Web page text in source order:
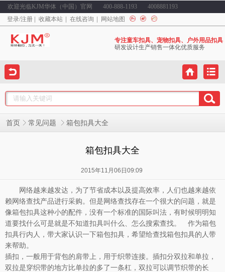
欢迎光临KJM华体（中国）官网 400-888-1193
4008881193
登录/注册 收藏本站 在线咨询 网站地图
专注童车扣具、宠物扣具、户外用品扣具
研发设计生产销售一体化优质服务
首页 常见问题 箱包扣具大全
箱包扣具大全
2015年11月06日09:09
网络越来越发达，为了节省成本以及提高效率，人们也越来越依
赖网络查找产品进行采购。但是网络查找存在一个很大的问题，就是
像箱包扣具这种小的配件，没有一个标准的国际叫法，有时候明明知
道要找什么可是就是不知道扣具叫什么、怎么搜索查找。 作为箱包
扣具行内人，带大家认识一下箱包扣具，希望给查找箱包扣具的人带
来帮助。
插扣，一般用于背包的肩带上，用于织带连接。插扣分双拉和单拉，
双拉是穿织带的地方比单拉的多了一条杠，双拉可以调节织带的长